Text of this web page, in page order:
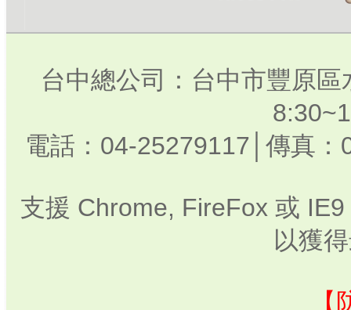
台中總公司：台中市豐原
電話：04-25279117│傳真
支援 Chrome, FireFox 或
以獲